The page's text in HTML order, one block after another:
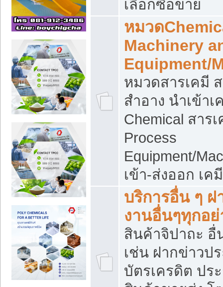
เลือกซื้อขาย
หมวด
Machinery
Equipment/
หมวดสารเคมี
สำอาง นำเข้
Chemical สาร
Process
Equipment/
เข้า-ส่งออก เ
บริการอื่น ๆ
งานอื่นๆทุกอ
สินค้าจิปาถะ อื่
เช่น ฝากข่าวป
บัตรเครดิต ปร